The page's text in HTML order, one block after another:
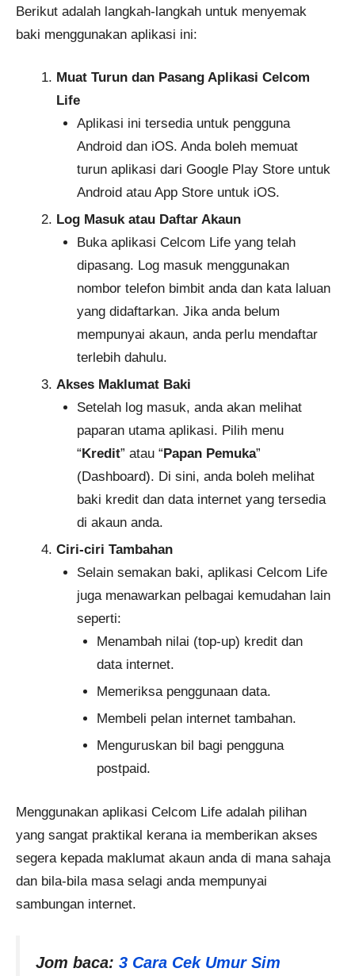
Berikut adalah langkah-langkah untuk menyemak
baki menggunakan aplikasi ini:
Muat Turun dan Pasang Aplikasi Celcom
Life
Aplikasi ini tersedia untuk pengguna
Android dan iOS. Anda boleh memuat
turun aplikasi dari Google Play Store untuk
Android atau App Store untuk iOS.
Log Masuk atau Daftar Akaun
Buka aplikasi Celcom Life yang telah
dipasang. Log masuk menggunakan
nombor telefon bimbit anda dan kata laluan
yang didaftarkan. Jika anda belum
mempunyai akaun, anda perlu mendaftar
terlebih dahulu.
Akses Maklumat Baki
Setelah log masuk, anda akan melihat
paparan utama aplikasi. Pilih menu
“ Kredit” atau “ Papan Pemuka”
(Dashboard). Di sini, anda boleh melihat
baki kredit dan data internet yang tersedia
di akaun anda.
Ciri-ciri Tambahan
Selain semakan baki, aplikasi Celcom Life
juga menawarkan pelbagai kemudahan lain
seperti:
Menambah nilai (top-up) kredit dan
data internet.
Memeriksa penggunaan data.
Membeli pelan internet tambahan.
Menguruskan bil bagi pengguna
postpaid.
Menggunakan aplikasi Celcom Life adalah pilihan
yang sangat praktikal kerana ia memberikan akses
segera kepada maklumat akaun anda di mana sahaja
dan bila-bila masa selagi anda mempunyai
sambungan internet.
Jom baca: 3 Cara Cek Umur Sim